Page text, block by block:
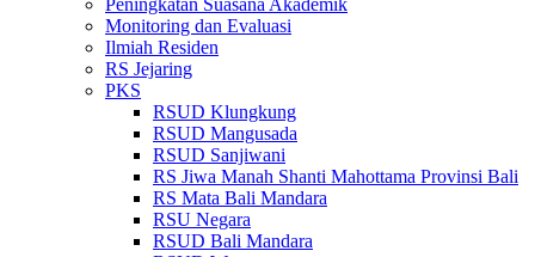
Peningkatan Suasana Akademik
Monitoring dan Evaluasi
Ilmiah Residen
RS Jejaring
PKS
RSUD Klungkung
RSUD Mangusada
RSUD Sanjiwani
RS Jiwa Manah Shanti Mahottama Provinsi Bali
RS Mata Bali Mandara
RSU Negara
RSUD Bali Mandara